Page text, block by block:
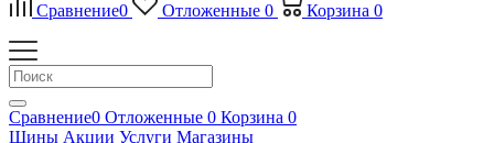
Сравнение0 Отложенные 0 Корзина 0
Сравнение0 Отложенные 0 Корзина 0
Шины Акции Услуги Магазины